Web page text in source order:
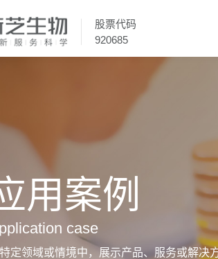
股票代码
920685
用案例
case
定领域或情境中，展示产品、服务或解决